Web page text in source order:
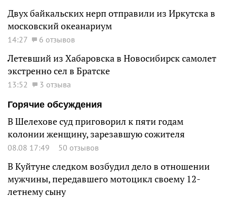
Двух байкальских нерп отправили из Иркутска в
московский океанариум
14:27 6 отзывов
Летевший из Хабаровска в Новосибирск самолет
экстренно сел в Братске
13:52
3 отзыва
Горячие обсуждения
В Шелехове суд приговорил к пяти годам
колонии женщину, зарезавшую сожителя
08.08 17:49 50 отзывов
В Куйтуне следком возбудил дело в отношении
мужчины, передавшего мотоцикл своему 12-
летнему сыну